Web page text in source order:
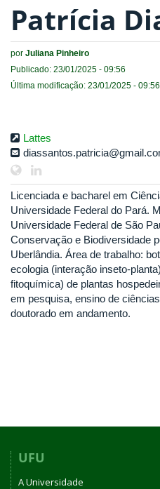
Patrícia
por Juliana Pinheiro
Publicado: 23/01/2025 - 09:56
Última modificação: 23/01/2025 - 09:56
Lattes
Licenciada e bacharel em
Universidade Federal do Pará.
Universidade Federal de São
Conservação e Biodiversidade
Uberlândia. Área de trabalho:
ecologia (interação inseto-
fitoquímica) de plantas
em pesquisa, ensino de
doutorado em andamento.
UFU
A Universidade